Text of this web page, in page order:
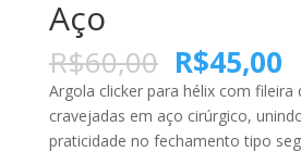
Aço
R$60,00 R$45,00
Argola clicker para hélix com fileira
cravejadas em aço cirúrgico,
praticidade no fechamento tipo